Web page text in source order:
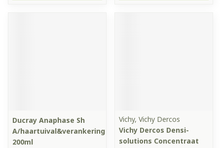
Ducray Anaphase Sh
A/haartuival&verankering
200ml
Vichy, Vichy Dercos
Vichy Dercos Densi-
solutions Concentraat